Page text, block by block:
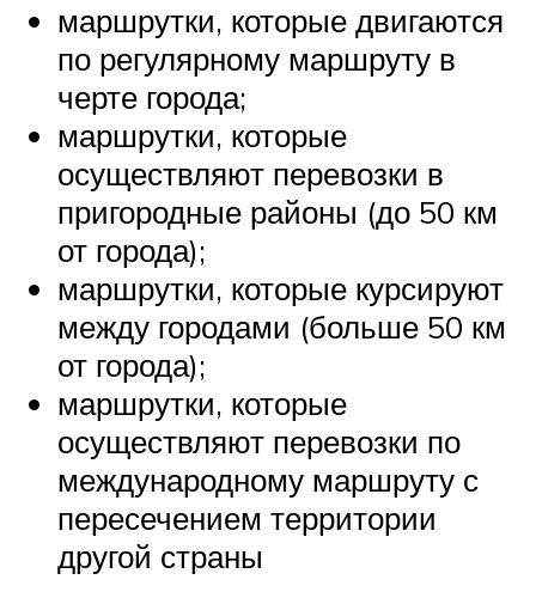
маршрутки, которые двигаются
по регулярному маршруту в
черте города;
маршрутки, которые
осуществляют перевозки в
пригородные районы (до 50 км
от города);
маршрутки, которые курсируют
между городами (больше 50 км
от города);
маршрутки, которые
осуществляют перевозки по
международному маршруту с
пересечением территории
другой страны